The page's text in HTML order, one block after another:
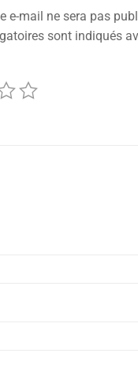
e-mail ne sera pas
sont indiqués